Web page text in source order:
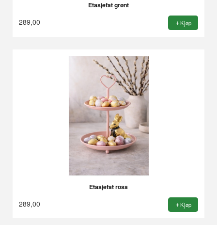
Etasjefat grønt
289,00 Kjøp
Etasjefat rosa
289,00 Kjøp